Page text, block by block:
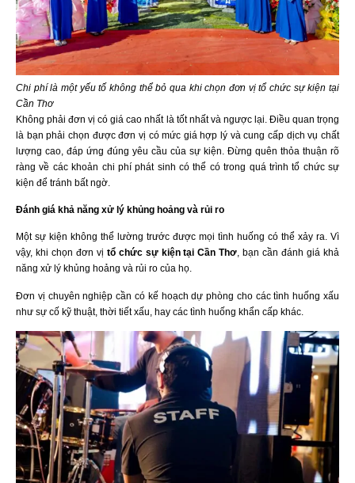
Chi phí là một yếu tố không thể bỏ qua khi chọn đơn vị tổ chức sự kiện tại
Cần Thơ
Không phải đơn vị có giá cao nhất là tốt nhất và ngược lại. Điều quan trọng
là bạn phải chọn được đơn vị có mức giá hợp lý và cung cấp dịch vụ chất
lượng cao, đáp ứng đúng yêu cầu của sự kiện. Đừng quên thỏa thuận rõ
ràng về các khoản chi phí phát sinh có thể có trong quá trình tổ chức sự
kiện để tránh bất ngờ.
Đánh giá khả năng xử lý khủng hoảng và rủi ro
Một sự kiện không thể lường trước được mọi tình huống có thể xảy ra. Vì
vậy, khi chọn đơn vị tổ chức sự kiện tại Cần Thơ, bạn cần đánh giá khả
năng xử lý khủng hoảng và rủi ro của họ.
Đơn vị chuyên nghiệp cần có kế hoạch dự phòng cho các tình huống xấu
như sự cố kỹ thuật, thời tiết xấu, hay các tình huống khẩn cấp khác.